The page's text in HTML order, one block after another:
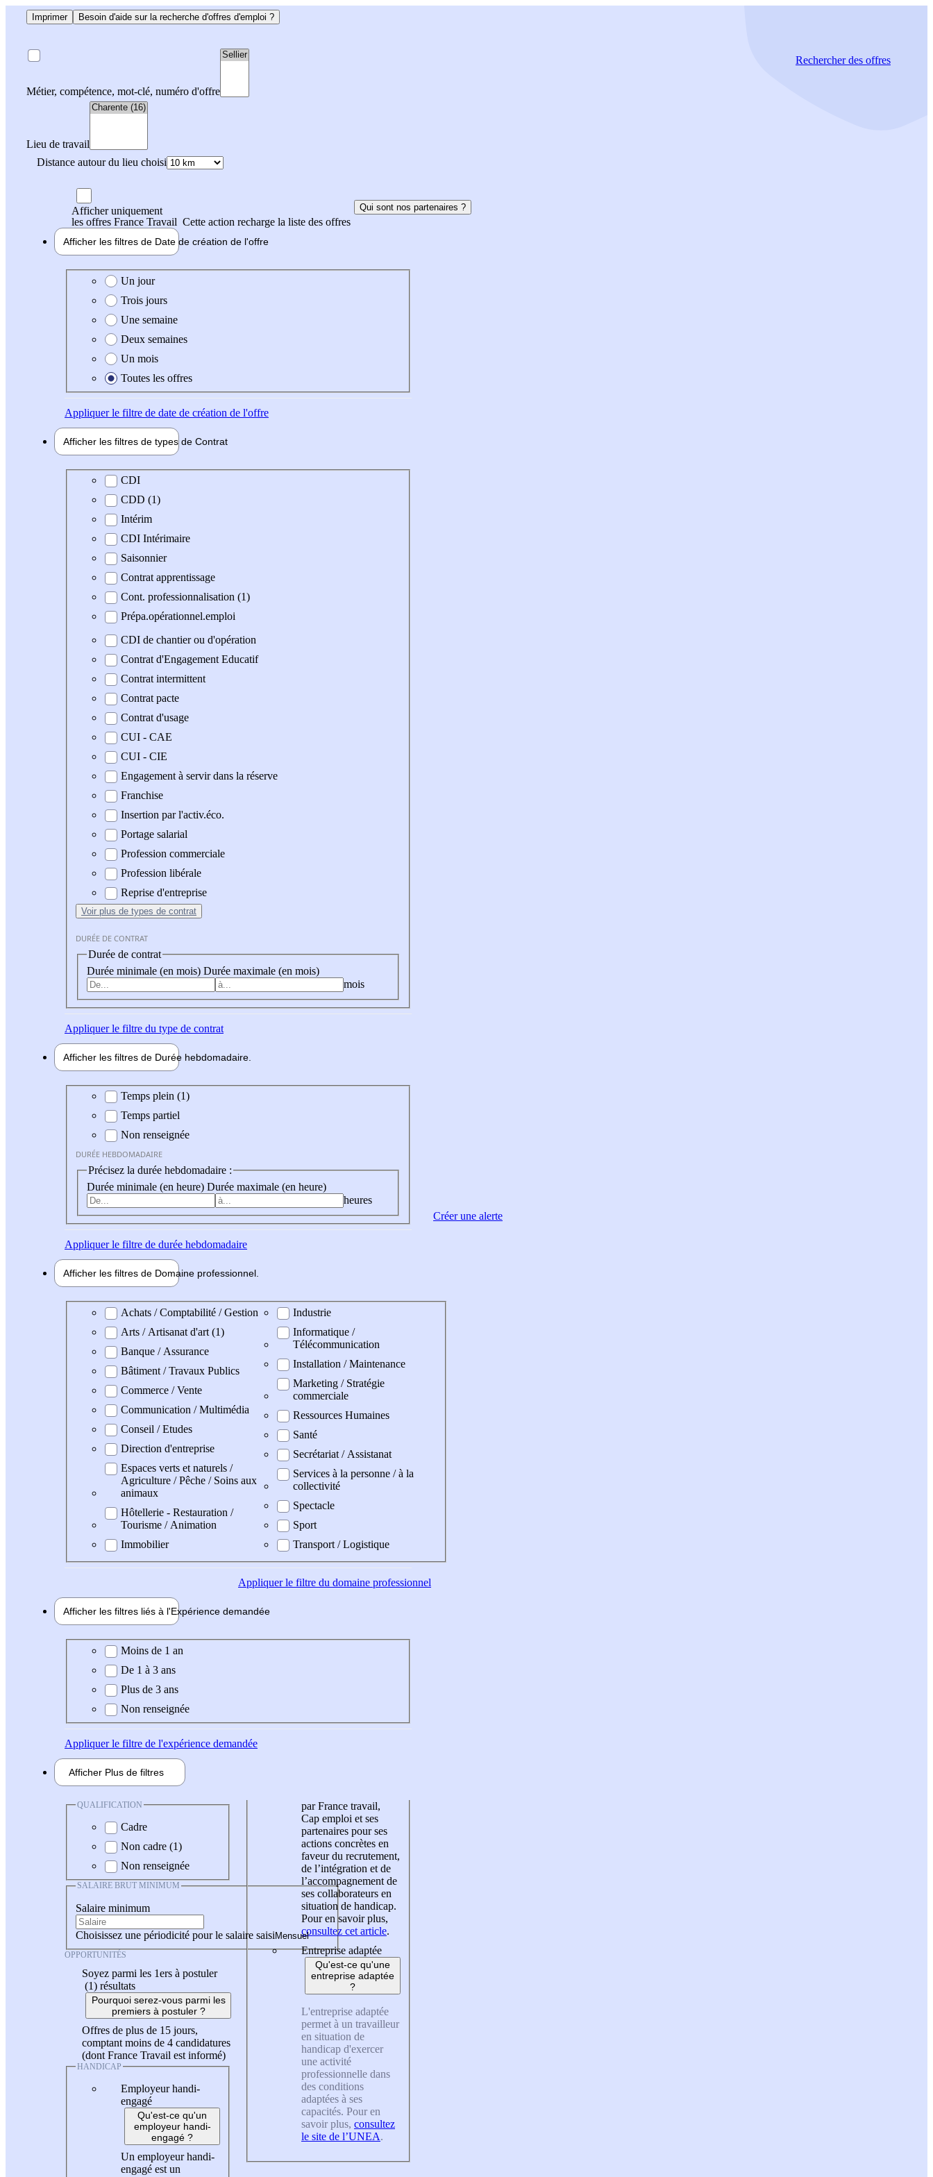
Imprimer Besoin d'aide sur la recherche d'offres d'emploi ?
Métier, compétence, mot-clé, numéro d'offre
Lieu de travail
Distance autour du lieu choisi
Rechercherdes offres
Afficher uniquement
les offres France Travail Cette action recharge la liste des offres
Qui sont nos partenaires ?
Afficher les filtres de Date de création de l'offre
Date de création de l'offre
Un jour
Trois jours
Une semaine
Deux semaines
Un mois
Toutes les offres
Appliquerle filtre de date de création de l'offre
Afficher les filtres de types de Contrat
Type de contrat
CDI
CDD (1)
Intérim
CDI Intérimaire
Saisonnier
Contrat apprentissage
Cont. professionnalisation (1)
Prépa.opérationnel.emploi
CDI de chantier ou d'opération
Contrat d'Engagement Educatif
Contrat intermittent
Contrat pacte
Contrat d'usage
CUI - CAE
CUI - CIE
Engagement à servir dans la réserve
Franchise
Insertion par l'activ.éco.
Portage salarial
Profession commerciale
Profession libérale
Reprise d'entreprise
Voir plus de types de contrat
DURÉE DE CONTRAT
Durée de contrat
Durée minimale (en mois) Durée maximale (en mois)
mois
Appliquerle filtre du type de contrat
Afficher les filtres de Durée hebdomadaire
Durée hebdomadaire
Temps plein (1)
Temps partiel
Non renseignée
DURÉE HEBDOMADAIRE
Précisez la durée hebdomadaire :
Durée minimale (en heure) Durée maximale (en heure)
heures
Appliquerle filtre de durée hebdomadaire
Afficher les filtres de Domaine professionnel
Domaine professionel
Achats / Comptabilité / Gestion
Arts / Artisanat d'art (1)
Banque / Assurance
Bâtiment / Travaux Publics
Commerce / Vente
Communication / Multimédia
Conseil / Etudes
Direction d'entreprise
Espaces verts et naturels /
Agriculture / Pêche / Soins aux
animaux
Hôtellerie - Restauration /
Tourisme / Animation
Immobilier
Industrie
Informatique /
Télécommunication
Installation / Maintenance
Marketing / Stratégie
commerciale
Ressources Humaines
Santé
Secrétariat / Assistanat
Services à la personne / à la
collectivité
Spectacle
Sport
Transport / Logistique
Appliquerle filtre du domaine professionnel
Afficher les filtres liés à l'Expérience demandée
Expérience demandée
Moins de 1 an
De 1 à 3 ans
Plus de 3 ans
Non renseignée
Appliquerle filtre de l'expérience demandée
Afficher Plus de filtres
QUALIFICATION
Cadre
Non cadre (1)
Non renseignée
SALAIRE BRUT MINIMUM
Salaire minimum
Choisissez une périodicité pour le salaire saisi
OPPORTUNITÉS
Soyez parmi les 1ers à postuler
(1) résultats
Pourquoi serez-vous parmi les
premiers à postuler ?
Offres de plus de 15 jours,
comptant moins de 4 candidatures
(dont France Travail est informé)
HANDICAP
Employeur handi-
engagé
Qu'est-ce qu'un
employeur handi-
engagé ?
Un employeur handi-
engagé est un
par France travail,
Cap emploi et ses
partenaires pour ses
actions concrètes en
faveur du recrutement,
de l’intégration et de
l’accompagnement de
ses collaborateurs en
situation de handicap.
Pour en savoir plus,
consultez cet article.
Entreprise adaptée
Qu'est-ce qu'une
entreprise adaptée
?
L'entreprise adaptée
permet à un travailleur
en situation de
handicap d'exercer
une activité
professionnelle dans
des conditions
adaptées à ses
capacités. Pour en
savoir plus, consultez
le site de l’UNEA.
Créer une alerte